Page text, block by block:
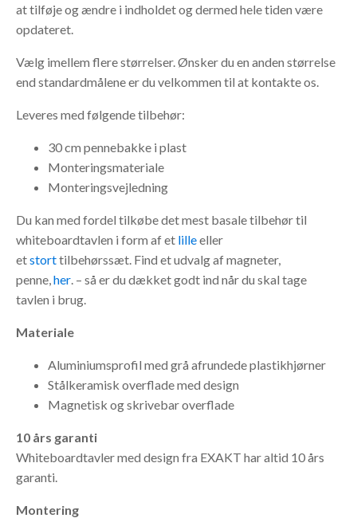
at tilføje og ændre i indholdet og dermed hele tiden være
opdateret.
Vælg imellem flere størrelser. Ønsker du en anden størrelse
end standardmålene er du velkommen til at kontakte os.
Leveres med følgende tilbehør:
30 cm pennebakke i plast
Monteringsmateriale
Monteringsvejledning
Du kan med fordel tilkøbe det mest basale tilbehør til
whiteboardtavlen i form af et lilleeller
etstorttilbehørssæt. Find et udvalg af magneter,
penne,her. – så er du dækket godt ind når du skal tage
tavlen i brug.
Materiale
Aluminiumsprofil med grå afrundede plastikhjørner
Stålkeramisk overflade med design
Magnetisk og skrivebar overflade
10 års garanti
Whiteboardtavler med design fra EXAKT har altid 10 års
garanti.
Montering